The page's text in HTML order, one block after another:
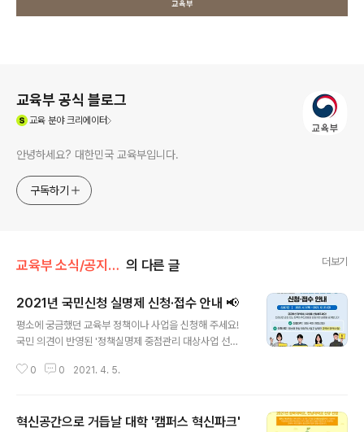
교육부 공식 블로그
교육분야 크리에이터
안녕하세요? 대한민국 교육부입니다.
구독하기
교육부 소식/공지사항 의 다른 글 더보기
2021년 국민신청 실명제 신청·접수 안내 📢
평소에 궁금했던 교육부 정책이나 사업을 신청해 주세요!
국민 의견이 반영된 '정책실명제 중점관리 대상사업 선
중점관리 대상사업으로 선정되면 별도의 공개 요청이 없어
2021.12.31.(금) ✔신청 사업: 평소 관심 있었거나 알고 싶
0 0 2021. 4. 5.
혁신공간으로 거듭날 대학 '캠퍼스 혁신파크'